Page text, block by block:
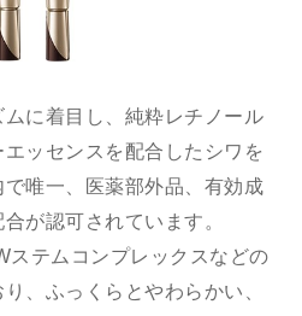
に着目し、純粋レチノール
ッセンスを配合したシワを
唯一、医薬部外品、有効成
が認可されています。
ステムコンプレックスなどの
、ふっくらとやわらかい、